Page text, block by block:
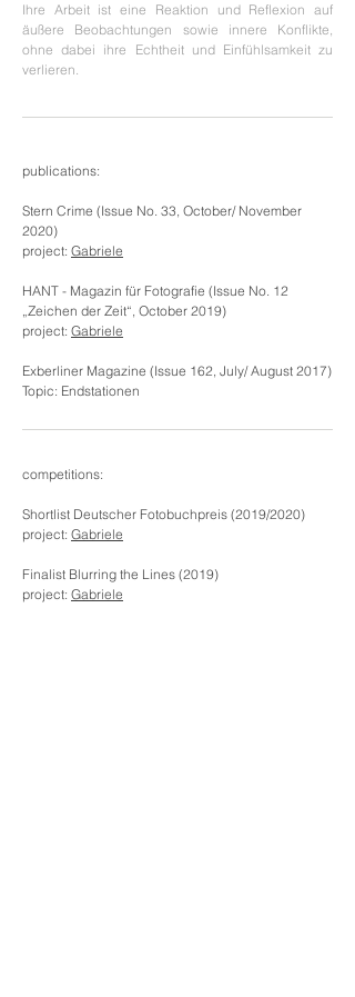
Ihre Arbeit ist eine Reaktion und Reflexion auf
äußere Beobachtungen sowie innere Konflikte,
ohne dabei ihre Echtheit und Einfühlsamkeit zu
verlieren.
publications:
Stern Crime (Issue No. 33, October/ November
2020)
project: Gabriele
HANT - Magazin für Fotografie (Issue No. 12
„Zeichen der Zeit“, October 2019)
project: Gabriele
Exberliner Magazine (Issue 162, July/ August 2017)
Topic: Endstationen
competitions:
Shortlist Deutscher Fotobuchpreis (2019/2020)
project: Gabriele
Finalist Blurring the Lines (2019)
project: Gabriele